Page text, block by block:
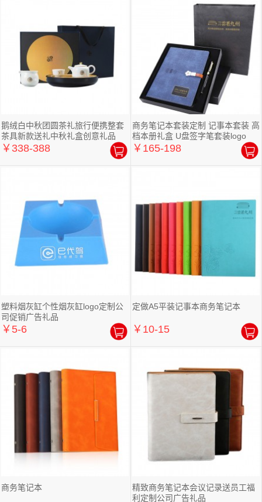
鹅绒白中秋团圆茶礼旅行便携整套
茶具新款送礼中秋礼盒创意礼品
￥338-388
商务笔记本套装定制 记事本套装 高
档本册礼盒 U盘签字笔套装logo
￥165-198
塑料烟灰缸个性烟灰缸logo定制公
司促销广告礼品
￥5-6
定做A5平装记事本商务笔记本
￥10-15
商务笔记本
精致商务笔记本会议记录送员工福
利定制公司广告礼品